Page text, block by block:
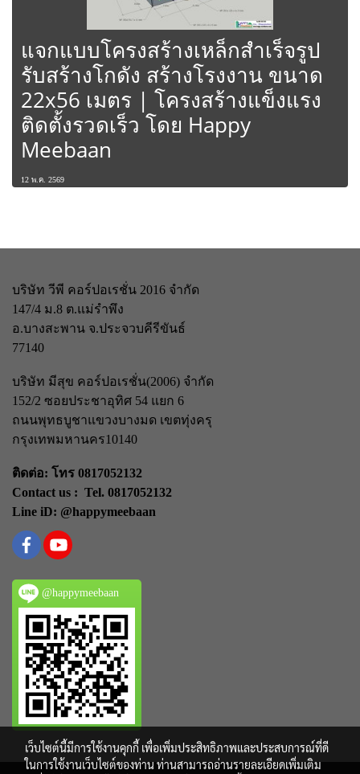
แจกแบบโครงสร้างเหล็กสำเร็จรูป
รับสร้างโกดัง สร้างโรงงาน ขนาด
22x56 เมตร | โครงสร้างแข็งแรง
ติดตั้งรวดเร็ว โดย Happy
Meebaan
12 พ.ค. 2569
บริษัท วีพี คอร์ปอเรชั่น 2016 จำกัด
147/4 ม.8 ต.แม่รำพึง
อ.บางสะพาน จ.ประจวบคีรีขันธ์
77140
บริษัท มีสุข คอร์ปอเรชั่น(2006) จำกัด
152/2 ซอยประชาอุทิศ 54 แยก 6
ถนนพุทธบูชาแขวงบางมด เขตทุ่งครุ
กรุงเทพมหานคร10140
ติดต่อ: โทร 0817052132
Contact us : Tel. 0817052132
Line iD: @happymeebaan
@happymeebaan
เว็บไซต์นี้มีการใช้งานคุกกี้ เพื่อเพิ่มประสิทธิภาพและประสบการณ์ที่ดี
ในการใช้งานเว็บไซต์ของท่าน ท่านสามารถอ่านรายละเอียดเพิ่มเติม